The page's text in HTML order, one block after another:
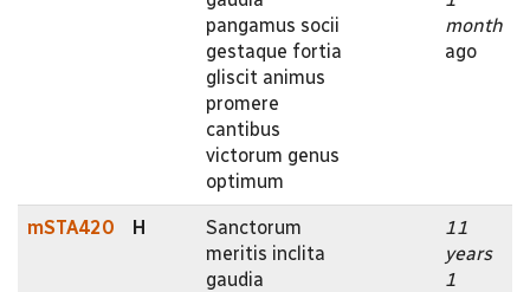
pangamus socii
gestaque fortia
gliscit animus
promere
cantibus
victorum genus
optimum
month
ago
mSTA420 H
Sanctorum
meritis inclita
gaudia
11
years
1